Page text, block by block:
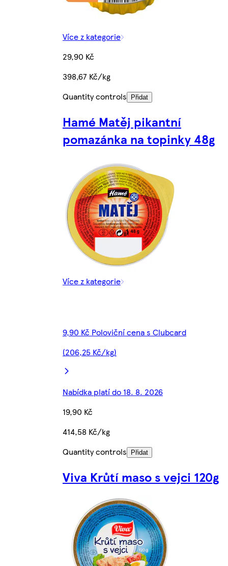
Více z kategorie
29,90 Kč
398,67 Kč/kg
Quantity controls
Přidat
Hamé Matěj pikantní
pomazánka na topinky 48g
Více z kategorie
9,90 Kč Poloviční cena s Clubcard
(206,25 Kč/kg)
Nabídka platí do 18. 8. 2026
19,90 Kč
414,58 Kč/kg
Quantity controls
Přidat
Viva Krůtí maso s vejci 120g